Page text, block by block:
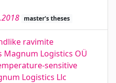
master's theses
ravimite
Logistics OÜ
sensitive
Logistics Llc